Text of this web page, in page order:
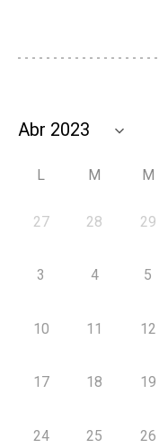
L M M
27 28 29
3 4 5
10 11 12
17 18 19
24 25 26